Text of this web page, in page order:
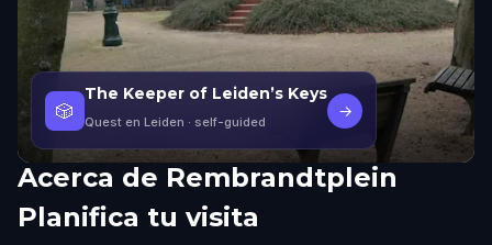
🎲
The Keeper of Leiden’s Keys
Quest en Leiden · self-guided
→
Acerca de Rembrandtplein
Planifica tu visita